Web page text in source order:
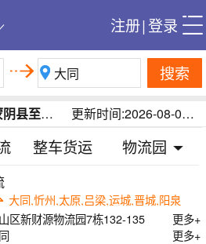
注册|登录
搜索
更新时间:2026-08-09 19:14:14
蒙阴县到大同物流专线-蒙阴县至大同货运专线-临沂蒙阴县到大同运输公司
整车货运 物流园
大同,忻州,太原,吕梁,运城,晋城,阳泉
区新财源物流园7栋132-135
更多+
更多+